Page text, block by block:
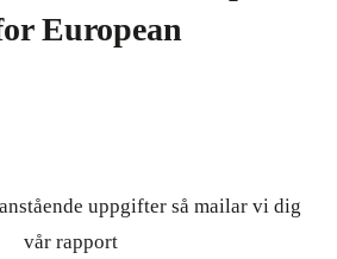
European
uppgifter så mailar vi dig
vår rapport